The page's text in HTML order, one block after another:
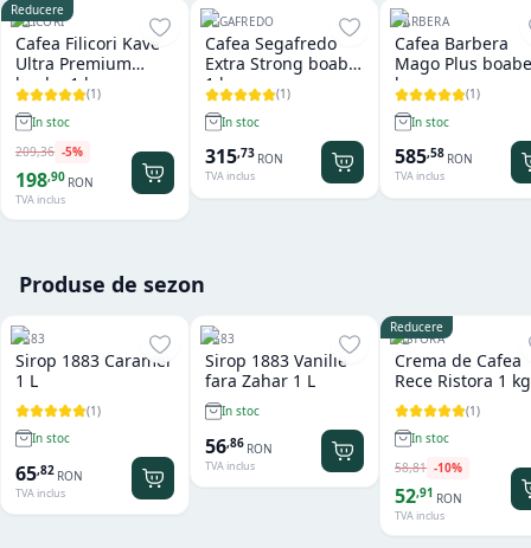
Reducere
FILICORI
Cafea Filicori Kave
Ultra Premium
boabe 1 kg
(1)
In stoc
209,36 -5%
198,90 RON
TVA inclus
SEGAFREDO
Cafea Segafredo
Extra Strong boabe
1 kg
(1)
In stoc
315,73 RON
TVA inclus
BARBERA
Cafea Barbera
Mago Plus
kg
(1)
In stoc
585,58 RON
TVA inclus
Produse de sezon
1883
Sirop 1883 Caramel
1 L
(1)
In stoc
65,82 RON
TVA inclus
1883
Sirop 1883 Vanilie
fara Zahar 1 L
In stoc
56,86 RON
TVA inclus
Reducere
RISTORA
Crema de Cafea
Rece Ristora 1 kg
(1)
In stoc
58,81 -10%
52,91 RON
TVA inclus